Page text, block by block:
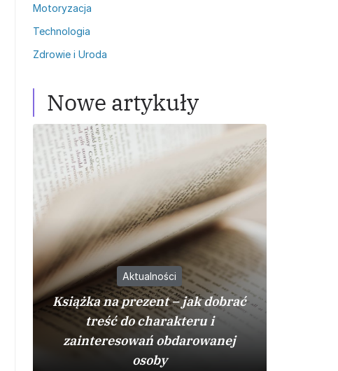
Motoryzacja
Technologia
Zdrowie i Uroda
Nowe artykuły
Aktualności
Książka na prezent – jak dobrać
treść do charakteru i
zainteresowań obdarowanej
osoby